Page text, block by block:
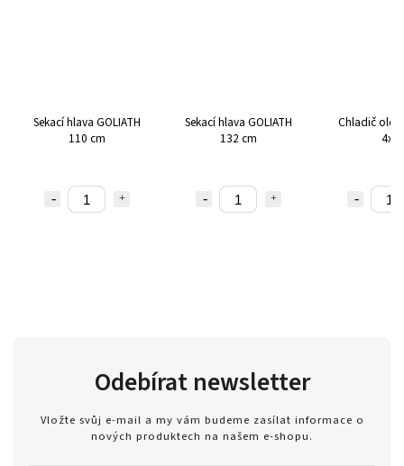
Sekací hlava GOLIATH
110 cm
Sekací hlava GOLIATH
132 cm
Chladič
4x4
Odebírat newsletter
Vložte svůj e-mail a my vám budeme zasílat informace o
nových produktech na našem e-shopu.